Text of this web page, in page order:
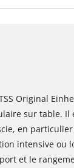
Original
sur table.
en
intensive ou
et le